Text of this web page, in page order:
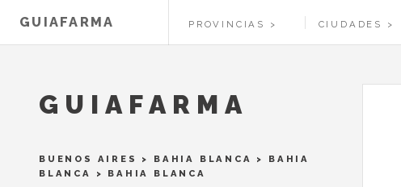
GUIAFARMA PROVINCIAS CIUDADES
GUIAFARMA
BUENOS AIRES > BAHIA BLANCA > BAHIA
BLANCA
> BAHIA BLANCA